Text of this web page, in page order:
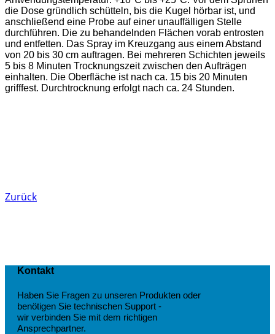
die Dose gründlich schütteln, bis die Kugel hörbar ist, und
anschließend eine Probe auf einer unauffälligen Stelle
durchführen. Die zu behandelnden Flächen vorab entrosten
und entfetten. Das Spray im Kreuzgang aus einem Abstand
von 20 bis 30 cm auftragen. Bei mehreren Schichten jeweils
5 bis 8 Minuten Trocknungszeit zwischen den Aufträgen
einhalten. Die Oberfläche ist nach ca. 15 bis 20 Minuten
grifffest. Durchtrocknung erfolgt nach ca. 24 Stunden.
Zurück
Kontakt
Haben Sie Fragen zu unseren Produkten oder
benötigen Sie technischen Support -
wir verbinden Sie mit dem richtigen
Ansprechpartner.